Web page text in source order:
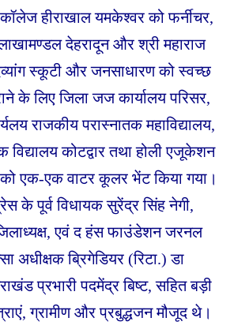
हीराखाल यमकेश्वर को फर्नीचर,
देहरादून और श्री महाराज
स्कूटी और जनसाधारण को स्वच्छ
के लिए जिला जज कार्यालय परिसर,
राजकीय परास्नातक महाविद्यालय,
विद्यालय कोटद्वार तथा होली एजूकेशन
एक-एक वाटर कूलर भेंट किया गया।
के पूर्व विधायक सुरेंद्र सिंह नेगी,
एवं द हंस फाउंडेशन जरनल
अधीक्षक ब्रिगेडियर (रिटा.) डा
प्रभारी पदमेंद्र बिष्ट, सहित बड़ी
ग्रामीण और प्रबुद्धजन मौजूद थे।